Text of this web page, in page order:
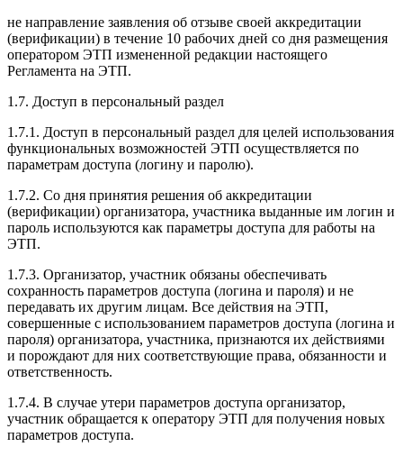
не направление заявления об отзыве своей аккредитации
(верификации) в течение 10 рабочих дней со дня размещения
оператором ЭТП измененной редакции настоящего
Регламента на ЭТП.
1.7. Доступ в персональный раздел
1.7.1. Доступ в персональный раздел для целей использования
функциональных возможностей ЭТП осуществляется по
параметрам доступа (логину и паролю).
1.7.2. Со дня принятия решения об аккредитации
(верификации) организатора, участника выданные им логин и
пароль используются как параметры доступа для работы на
ЭТП.
1.7.3. Организатор, участник обязаны обеспечивать
сохранность параметров доступа (логина и пароля) и не
передавать их другим лицам. Все действия на ЭТП,
совершенные с использованием параметров доступа (логина и
пароля) организатора, участника, признаются их действиями
и порождают для них соответствующие права, обязанности и
ответственность.
1.7.4. В случае утери параметров доступа организатор,
участник обращается к оператору ЭТП для получения новых
параметров доступа.